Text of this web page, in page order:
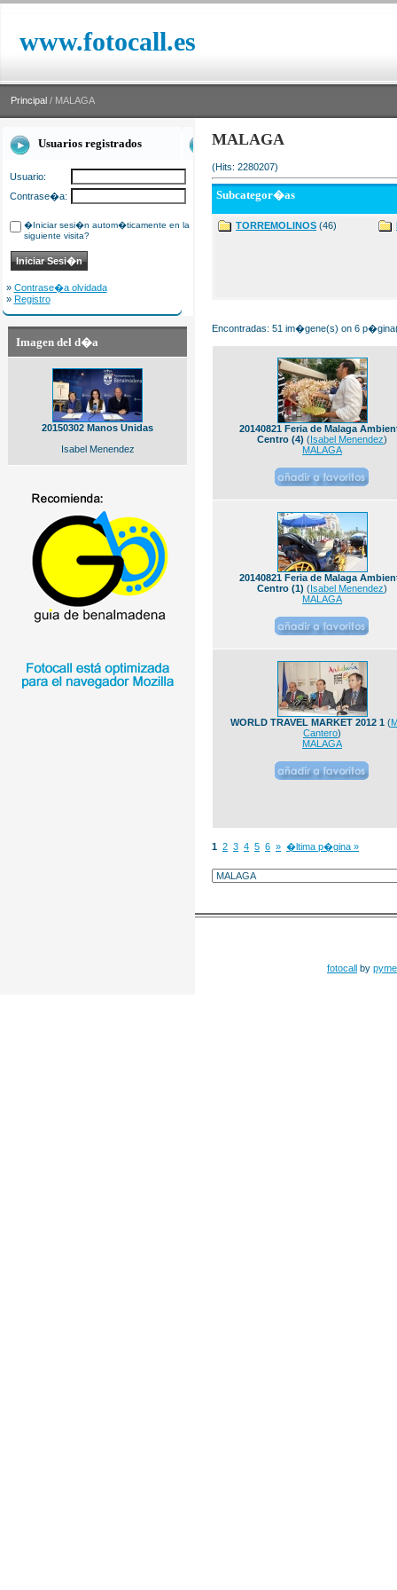
www.fotocall.es
Principal / MALAGA
Usuarios registrados
Usuario:
Contrase�a:
�Iniciar sesi�n autom�ticamente en la
siguiente visita?
» Contrase�a olvidada
» Registro
Imagen del d�a
20150302 Manos Unidas
Isabel Menendez
MALAGA
(Hits: 2280207)
Subcategor�as
TORREMOLINOS (46)
Encontradas: 51 im�gene(s) on 6
20140821 Feria de Malaga
Centro (4) (Isabel Menendez)
MALAGA
20140821 Feria de Malaga
Centro (1) (Isabel Menendez)
MALAGA
WORLD TRAVEL MARKET 2012 1(
Cantero)
MALAGA
1 2 3 4 5 6 » �ltima p�gina »
fotocall by